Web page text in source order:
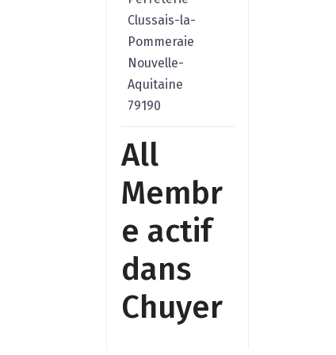
Clussais-la-
Pommeraie
Nouvelle-
Aquitaine
79190
All
Membr
e actif
dans
Chuyer